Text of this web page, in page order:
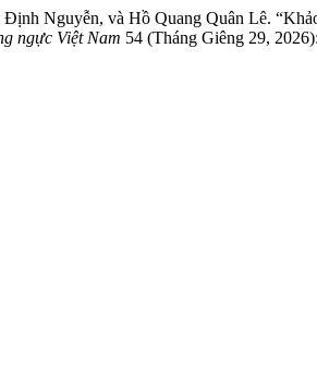
Nguyễn, và Hồ Quang Quân Lê.
ngực Việt Nam 54 (Tháng Giêng 29,